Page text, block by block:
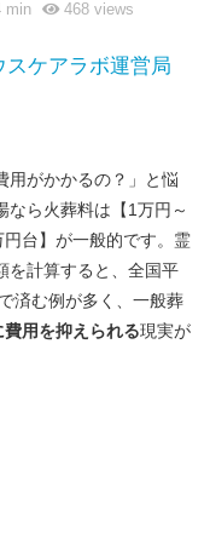
min 468views
スケアラボ運営局
用がかかるの？」と悩
なら火葬料は【1万円～
台】が一般的です。霊
を計算すると、全国平
済む例が多く、一般葬
費用を抑えられる現実が